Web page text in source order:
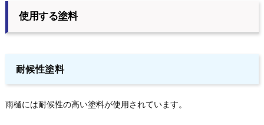
使用する塗料
耐候性塗料
雨樋には耐候性の高い塗料が使用されています。